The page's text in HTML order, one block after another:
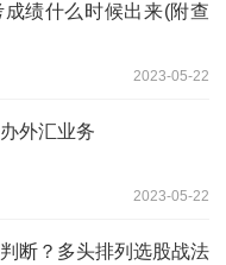
成绩什么时候出来(附查
2023-05-22
外汇业务
2023-05-22
断？多头排列选股战法